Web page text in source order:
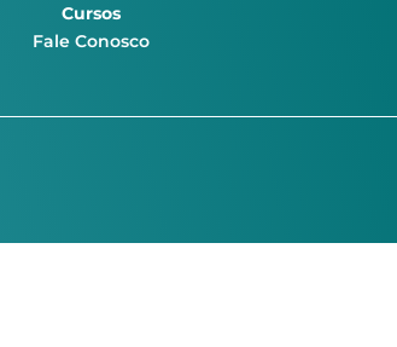
Cursos
Fale Conosco